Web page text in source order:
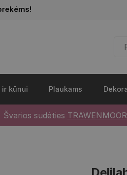
ir kūnui Plaukams
Švarios sudėties TRAWENMOOR